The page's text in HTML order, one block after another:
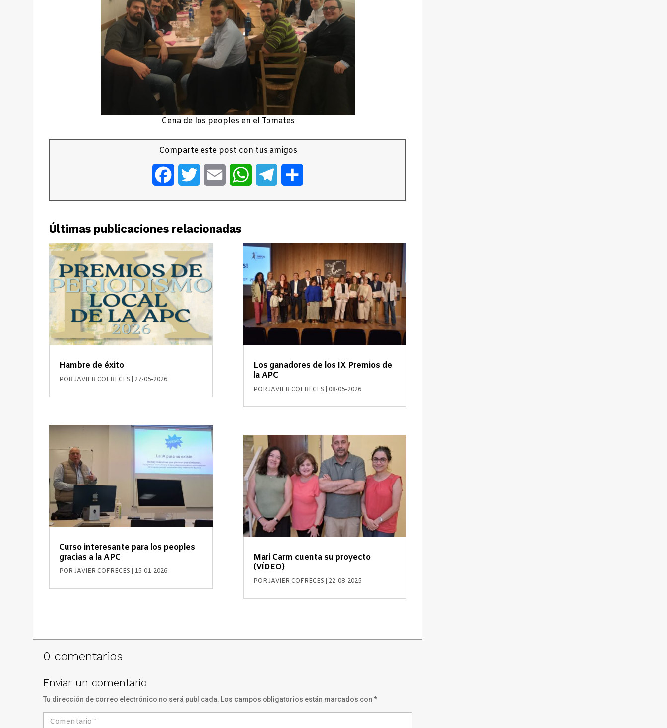
Cena de los peoples en el Tomates
Comparte este post con tus amigos
FacebookTwitter Email WhatsAppTelegram
Últimas publicaciones relacionadas
Hambre de éxito
PORJAVIER COFRECES 27-05-2026
Curso interesante para los peoples
gracias a la APC
PORJAVIER COFRECES 15-01-2026
Los ganadores de los IX Premios de
la APC
POR JAVIER COFRECES 08-05-2026
Mari Carm cuenta su proyecto
(VÍDEO)
POR JAVIER COFRECES 22-08-2025
0 comentarios
Enviar un comentario
Tu dirección de correo electrónico no será publicada. Los campos obligatorios están marcados con*